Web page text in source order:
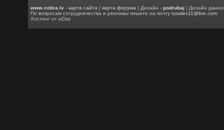
www.cobra.lv -карта сайта |карта форума | Дизайн -podrubaj | Дизайн
По вопросам сотрудничества и рекламы пишите на почтуrusalex11@live.com
Хостинг отuCoz